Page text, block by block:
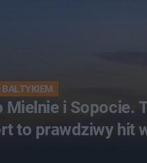
BAŁTYKIEM
Mielnie i Sopocie.
to prawdziwy hit